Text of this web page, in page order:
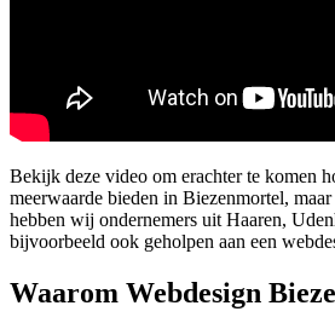
Bekijk deze video om erachter te komen
meerwaarde bieden in Biezenmortel,
hebben wij ondernemers uit Haaren,
bijvoorbeeld ook geholpen aan een
Waarom Webdesign